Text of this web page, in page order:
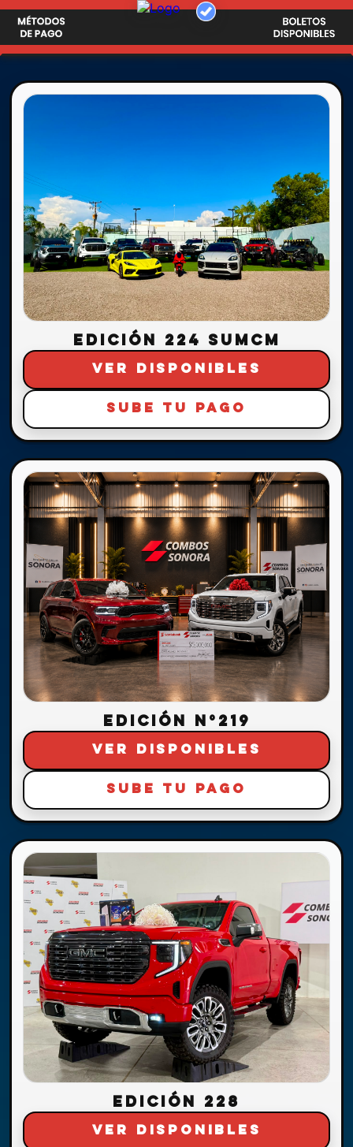
EDICIÓN 224 SUMCM
VER DISPONIBLES
SUBE TU PAGO
EDICIÓN N°219
VER DISPONIBLES
SUBE TU PAGO
EDICIÓN 228
VER DISPONIBLES